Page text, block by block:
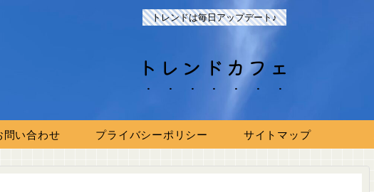
トレンドは毎日アップデート♪
トレンドカフェ
問い合わせ プライバシーポリシー サイトマップ